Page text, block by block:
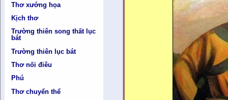
Thơ xướng họa
Kịch thơ
Trường thiên song thất lục
bát
Trường thiên lục bát
Thơ nối điêu
Phú
Thơ chuyển thể